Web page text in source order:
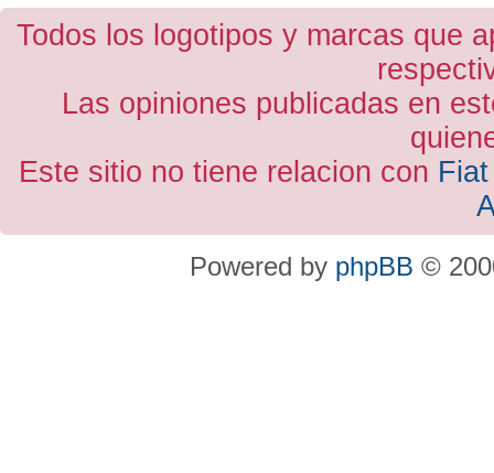
Todos los logotipos y marcas que
Las opiniones publicadas en
Este sitio no tiene relacion con
Powered by phpBB ©